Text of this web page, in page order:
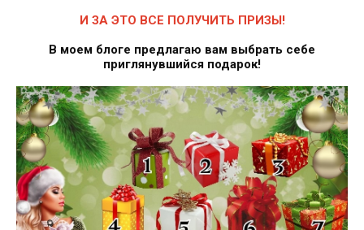
И ЗА ЭТО ВСЕ ПОЛУЧИТЬ ПРИЗЫ!
В моем блоге предлагаю вам выбрать себе
приглянувшийся подарок!